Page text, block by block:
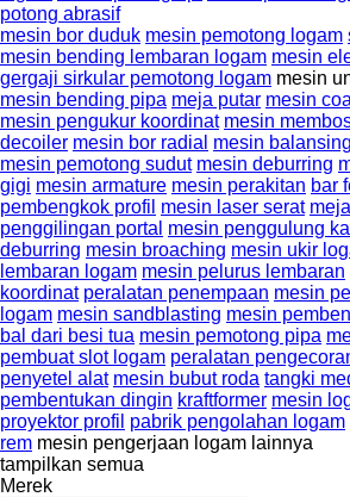
potong abrasif
mesin bor duduk mesin pemotong logam
mesin bending lembaran logam mesin
gergaji sirkular pemotong logam mesin
mesin bending pipa meja putar mesin
mesin pengukur koordinat mesin
decoiler mesin bor radial mesin balansing
mesin pemotong sudut mesin deburring
gigi mesin armature mesin perakitan bar
pembengkok profil mesin laser serat
penggilingan portal mesin penggulung
deburring mesin broaching mesin ukir
lembaran logam mesin pelurus lembaran
koordinat peralatan penempaan mesin
logam mesin sandblasting mesin
bal dari besi tua mesin pemotong pipa
pembuat slot logam peralatan
penyetel alat mesin bubut roda tangki
pembentukan dingin kraftformer mesin
proyektor profil pabrik pengolahan logam
rem mesin pengerjaan logam lainnya
tampilkan semua
Merek